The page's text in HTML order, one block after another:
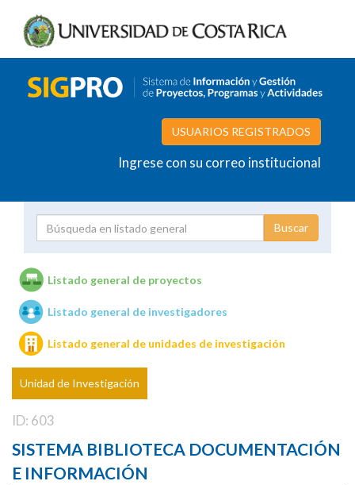
USUARIOS REGISTRADOS
Ingrese con su correo institucional
Unidades de investigación
Listado general de proyectos
Listado general de investigadores
Listado general de unidades de investigación
Unidad de Investigación
ID: 603
SISTEMA BIBLIOTECA DOCUMENTACIÓN
E INFORMACIÓN